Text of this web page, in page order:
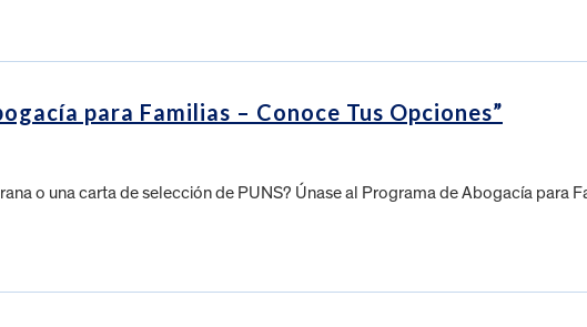
para Familias – Conoce Tus Opciones”
o una carta de selección de PUNS? Únase al Programa de Abogacía para